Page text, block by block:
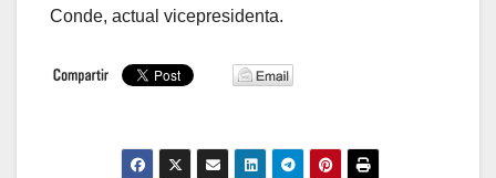
Conde, actual vicepresidenta.